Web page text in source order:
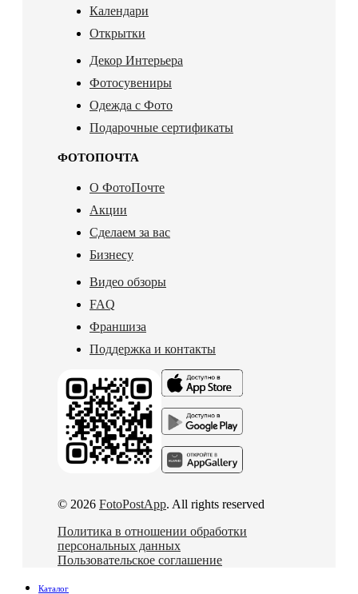
Календари
Открытки
Декор Интерьера
Фотосувениры
Одежда с Фото
Подарочные сертификаты
ФОТОПОЧТА
О ФотоПочте
Акции
Сделаем за вас
Бизнесу
Видео обзоры
FAQ
Франшиза
Поддержка и контакты
© 2026 FotoPostApp. All rights reserved
Политика в отношении обработки
персональных данных
Пользовательское соглашение
Каталог